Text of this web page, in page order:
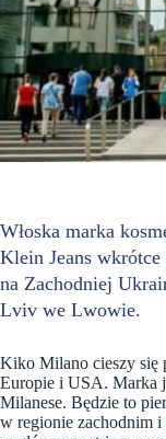
Włoska marka
Klein Jeans
na Zachodniej
Lviv we Lwowie.
Kiko Milano cieszy się
Europie i USA. Marka
Milanese. Będzie to
w regionie zachodnim